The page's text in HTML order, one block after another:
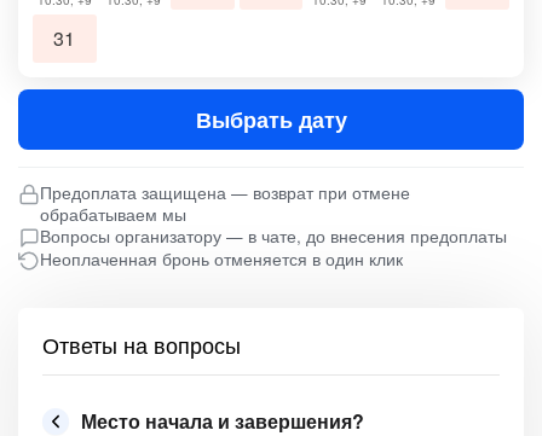
31
Выбрать дату
Предоплата защищена — возврат при отмене
обрабатываем мы
Вопросы организатору — в чате, до внесения предоплаты
Неоплаченная бронь отменяется в один клик
Ответы на вопросы
Место начала и завершения?